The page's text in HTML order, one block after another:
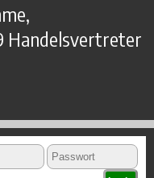
Handelsvertreter